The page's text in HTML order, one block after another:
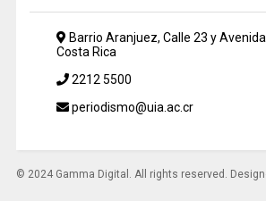
Barrio Aranjuez, Calle 23 y
Costa Rica
2212 5500
periodismo@uia.ac.cr
© 2024 Gamma Digital. All rights reserved.